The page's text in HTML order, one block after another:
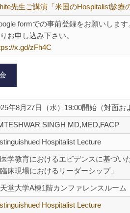
先生ご講演「米国のHospitalist診療
formでの事前登録をお願いしま
お申し込み下さい。
x.gd/zFh4C
年8月27日（水）19:00開始（対面お
SINGH MD,MED,FACP
Hospitalist Lecture
医学教育におけるエビデンスに基づい
臨床現場におけるリーダーシップ」
堂大学A棟1階カンファレンスルーム
Hospitalist Lecture